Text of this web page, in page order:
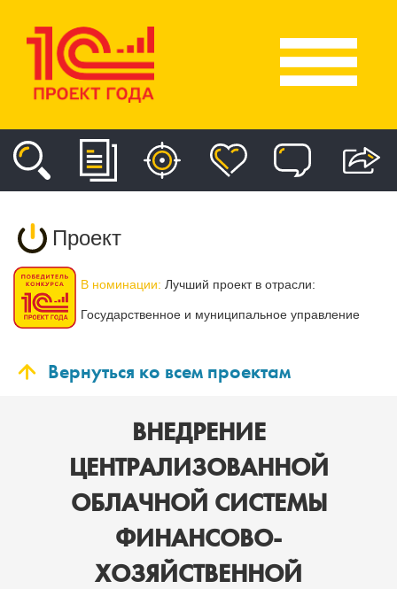
Проект
В номинации: Лучший проект в отрасли:
Государственное и муниципальное управление
Вернуться ко всем проектам
ВНЕДРЕНИЕ
ЦЕНТРАЛИЗОВАННОЙ
ОБЛАЧНОЙ СИСТЕМЫ
ФИНАНСОВО-
ХОЗЯЙСТВЕННОЙ